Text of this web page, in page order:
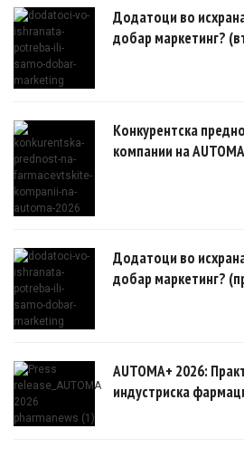
Додатоци во
добар маркетинг?
Конкурентска
компании на
Додатоци во
добар маркетинг?
AUTOMA+ 2026:
индустриска